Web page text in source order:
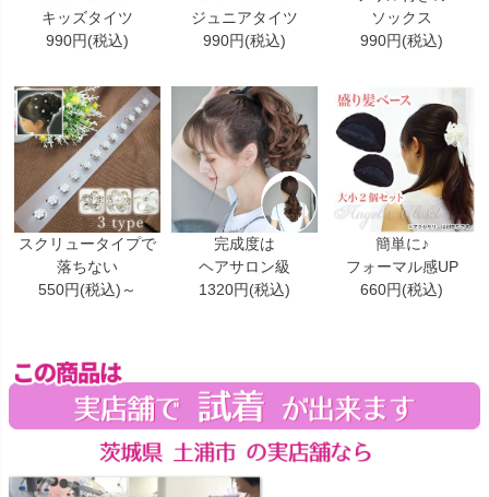
キッズタイツ
990円(税込)
ジュニアタイツ
990円(税込)
ソックス
990円(税込)
スクリュータイプで
落ちない
550円(税込)～
完成度は
ヘアサロン級
1320円(税込)
簡単に♪
フォーマル感UP
660円(税込)